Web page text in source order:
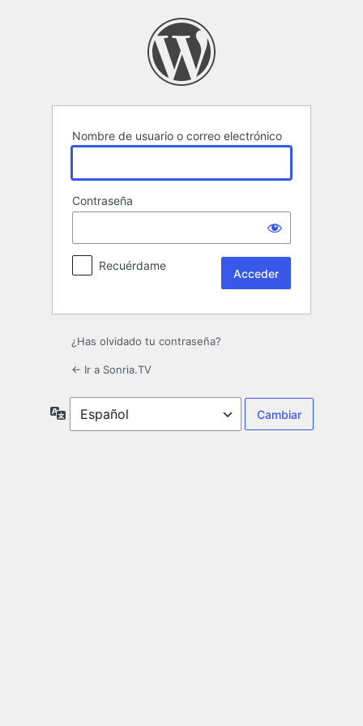
Nombre de usuario o correo electrónico
Contraseña
Recuérdame
¿Has olvidado tu contraseña?
← Ir a Sonria.TV
Idioma